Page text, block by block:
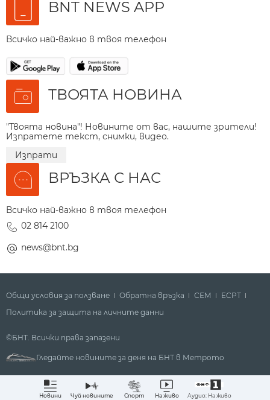
BNT NEWS APP
Всичко най-важно в твоя телефон
ТВОЯТА НОВИНА
"Твоята новина"! Новините от вас, нашите зрители!
Изпратете текст, снимки, видео.
Изпрати
ВРЪЗКА С НАС
Всичко най-важно в твоя телефон
02 814 2100
news@bnt.bg
Новини Чуй новините Спорт На живо Аудио: На живо
Общи условия за ползване Обратна връзка СЕМ
ECPT
Политика за защита на личните данни
©БНТ. Всички права запазени
Гледайте новините за деня на БНТ в Метрото